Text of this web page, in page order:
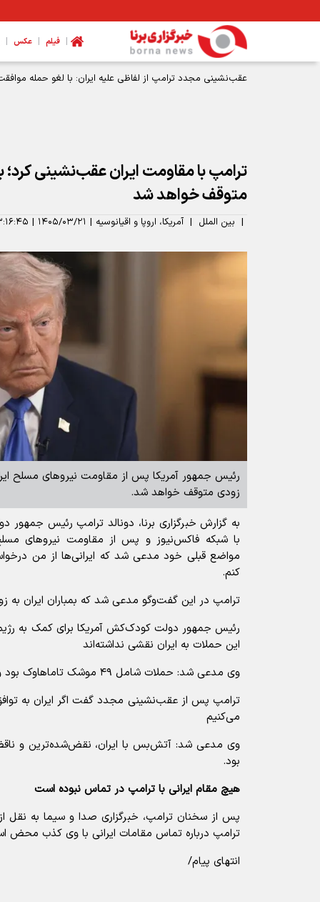
| فیلم | عکس |
عقب‌نشینی مجدد ترامپ از لفاظی علیه ایران: با لغو حمله
ترامپ با مقاومت ایران عقب‌نشینی کرد؛
متوقف خواهد شد
| بین الملل | آمریکا، اروپا و اقیانوسیه | ۱۴۰۵/۰۳/۲۱ |
رئیس جمهور آمریکا پس از مقاومت نیروهای مسلح
زودی متوقف خواهد شد.
به گزارش خبرگزاری برنا، دونالد ترامپ رئیس جمهور
با شبکه فاکس‌نیوز و پس از مقاومت نیرو‌های
مواضع قبلی خود مدعی شد که ایرانی‌ها از من
کنم.
ترامپ در این گفت‌وگو مدعی شد که بمباران ایران
رئیس جمهور دولت کودک‌کش آمریکا برای کمک به رژیم
این حملات به ایران نقشی نداشته‌اند
وی مدعی شد: حملات شامل ۴۹ موشک تاماهاوک بود و از شب گذشته شدیدتر است
ترامپ پس از عقب‌نشینی مجدد گفت اگر ایران به توافق
می‌کنیم
وی مدعی شد: آتش‌بس با ایران، نقض‌شده‌ترین و
بود.
هیچ مقام ایرانی با ترامپ در تماس نبوده است
پس از سخنان ترامپ، خبرگزاری صدا و سیما به نقل
ترامپ درباره تماس مقامات ایرانی با وی کذب محض
انتهای پیام/